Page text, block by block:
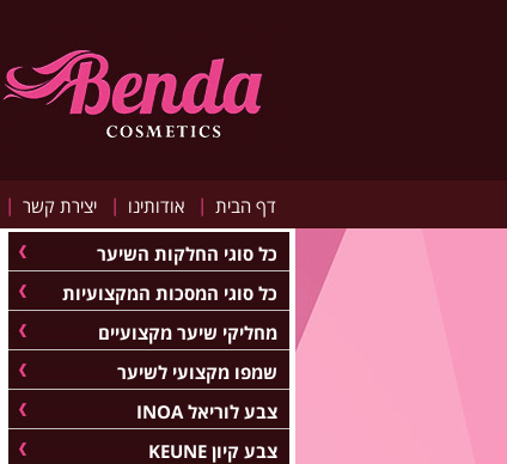
דף הבית | אודותינו | יצירת קשר |
כל סוגי החלקות השיער
כל סוגי המסכות המקצועיות
מחליקי שיער מקצועיים
שמפו מקצועי לשיער
צבע לוריאל INOA
צבע קיון KEUNE